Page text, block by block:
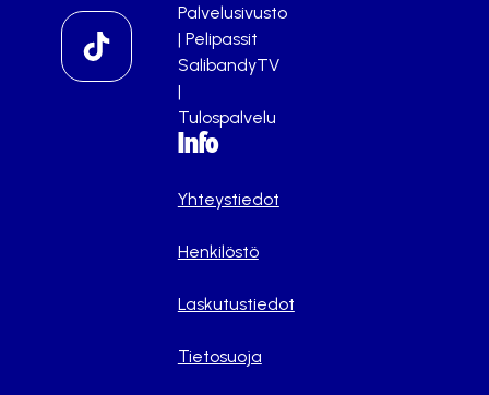
Palvelusivusto
| Pelipassit
SalibandyTV
|
Tulospalvelu
Info
Yhteystiedot
Henkilöstö
Laskutustiedot
Tietosuoja